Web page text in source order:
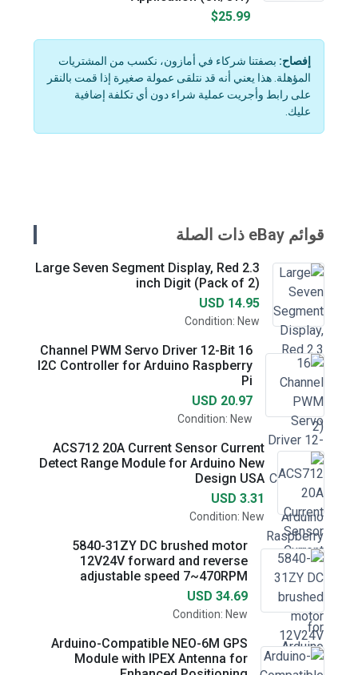
$25.99
إفصاح:بصفتنا شركاء في أمازون، نكسب من المشتريات
المؤهلة. هذا يعني أنه قد نتلقى عمولة صغيرة إذا قمت بالنقر
على رابط وأجريت عملية شراء دون أي تكلفة إضافية
عليك.
قوائم eBay ذات الصلة
Large Seven Segment Display, Red 2.3
inch Digit (Pack of 2)
USD 14.95
Condition: New
16 Channel PWM Servo Driver 12-Bit
I2C Controller for Arduino Raspberry
Pi
USD 20.97
Condition: New
ACS712 20A Current Sensor Current
Detect Range Module for Arduino New
Design USA
USD 3.31
Condition: New
5840-31ZY DC brushed motor
12V24V forward and reverse
adjustable speed 7~470RPM
USD 34.69
Condition: New
Arduino-Compatible NEO-6M GPS
Module with IPEX Antenna for